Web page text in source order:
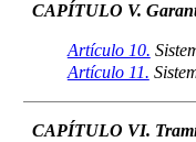
CAPÍTULO V.
Artículo 10.
Artículo 11.
CAPÍTULO VI.